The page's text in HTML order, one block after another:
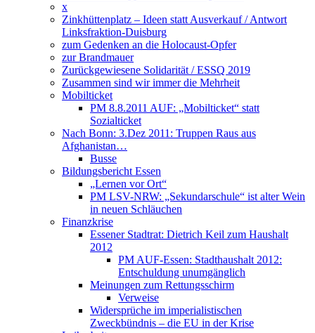
x
Zinkhüttenplatz – Ideen statt Ausverkauf / Antwort
Linksfraktion-Duisburg
zum Gedenken an die Holocaust-Opfer
zur Brandmauer
Zurückgewiesene Solidarität / ESSQ 2019
Zusammen sind wir immer die Mehrheit
Mobilticket
PM 8.8.2011 AUF: „Mobilticket“ statt
Sozialticket
Nach Bonn: 3.Dez 2011: Truppen Raus aus
Afghanistan…
Busse
Bildungsbericht Essen
„Lernen vor Ort“
PM LSV-NRW: „Sekundarschule“ ist alter Wein
in neuen Schläuchen
Finanzkrise
Essener Stadtrat: Dietrich Keil zum Haushalt
2012
PM AUF-Essen: Stadthaushalt 2012:
Entschuldung unumgänglich
Meinungen zum Rettungsschirm
Verweise
Widersprüche im imperialistischen
Zweckbündnis – die EU in der Krise